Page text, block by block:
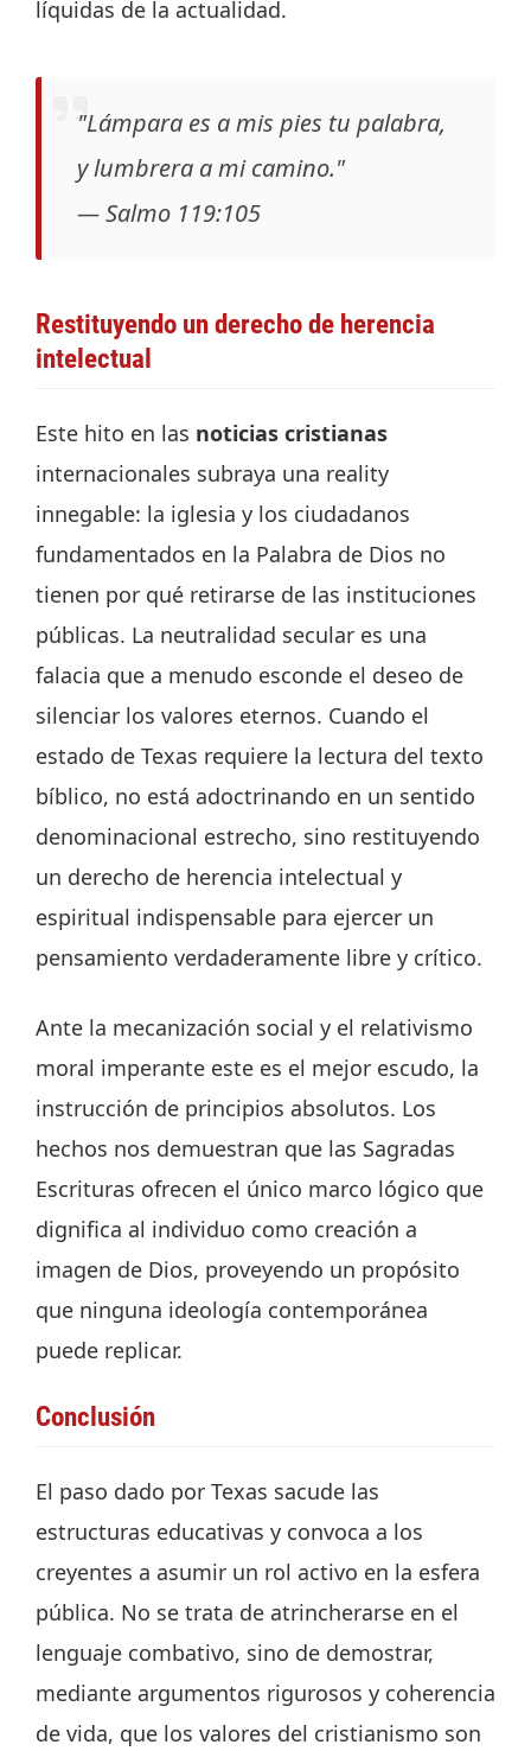
líquidas de la actualidad.
"Lámpara es a mis pies tu palabra,
y lumbrera a mi camino."
— Salmo 119:105
Restituyendo un derecho de herencia
intelectual
Este hito en las noticias cristianas
internacionales subraya una reality
innegable: la iglesia y los ciudadanos
fundamentados en la Palabra de Dios no
tienen por qué retirarse de las instituciones
públicas. La neutralidad secular es una
falacia que a menudo esconde el deseo de
silenciar los valores eternos. Cuando el
estado de Texas requiere la lectura del texto
bíblico, no está adoctrinando en un sentido
denominacional estrecho, sino restituyendo
un derecho de herencia intelectual y
espiritual indispensable para ejercer un
pensamiento verdaderamente libre y crítico.
Ante la mecanización social y el relativismo
moral imperante este es el mejor escudo, la
instrucción de principios absolutos. Los
hechos nos demuestran que las Sagradas
Escrituras ofrecen el único marco lógico que
dignifica al individuo como creación a
imagen de Dios, proveyendo un propósito
que ninguna ideología contemporánea
puede replicar.
Conclusión
El paso dado por Texas sacude las
estructuras educativas y convoca a los
creyentes a asumir un rol activo en la esfera
pública. No se trata de atrincherarse en el
lenguaje combativo, sino de demostrar,
mediante argumentos rigurosos y coherencia
de vida, que los valores del cristianismo son